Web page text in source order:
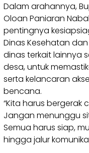
Dalam arahannya,
Oloan Paniaran
pentingnya
Dinas Kesehatan dan
dinas terkait lainnya
desa, untuk
serta kelancaran
bencana.
“Kita harus bergerak
Jangan menunggu
Semua harus siap,
hingga jalur